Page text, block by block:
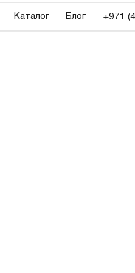
Блог +971 (4) 412-5007